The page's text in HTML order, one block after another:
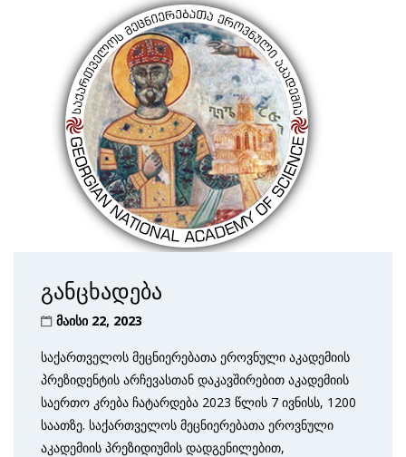
განცხადება
მაისი 22, 2023
საქართველოს მეცნიერებათა ეროვნული აკადემიის
პრეზიდენტის არჩევასთან დაკავშირებით აკადემიის
საერთო კრება ჩატარდება 2023 წლის 7 ივნისს, 1200
საათზე. საქართველოს მეცნიერებათა ეროვნული
აკადემიის პრეზიდი­უმის დადგენილებით,